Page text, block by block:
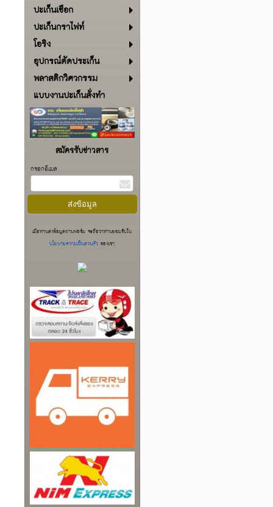
ปะเก็นเชือก
ปะเก็นกราไฟท์
โอริง
อุปกรณ์ตัดประเก็น
พลาสติกวิศวกรรม
แบบงานปะเก็นสั่งทำ
สมัครรับข่าวสาร
กรอกอีเมล
เมื่อท่านส่งข้อมูลผ่านฟอร์ม จะถือว่าท่านยอมรับใน
นโยบายความเป็นส่วนตัวของเรา